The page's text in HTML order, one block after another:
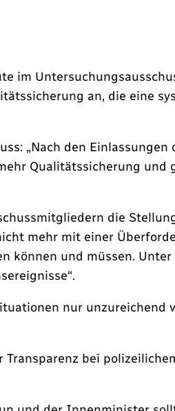
im
an, die eine
„Nach den
Qualitätssicherung
die
mehr mit einer
können und müssen.
nur
bei